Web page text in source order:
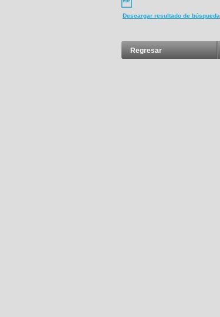
Descargar resultado de búsqueda
Regresar